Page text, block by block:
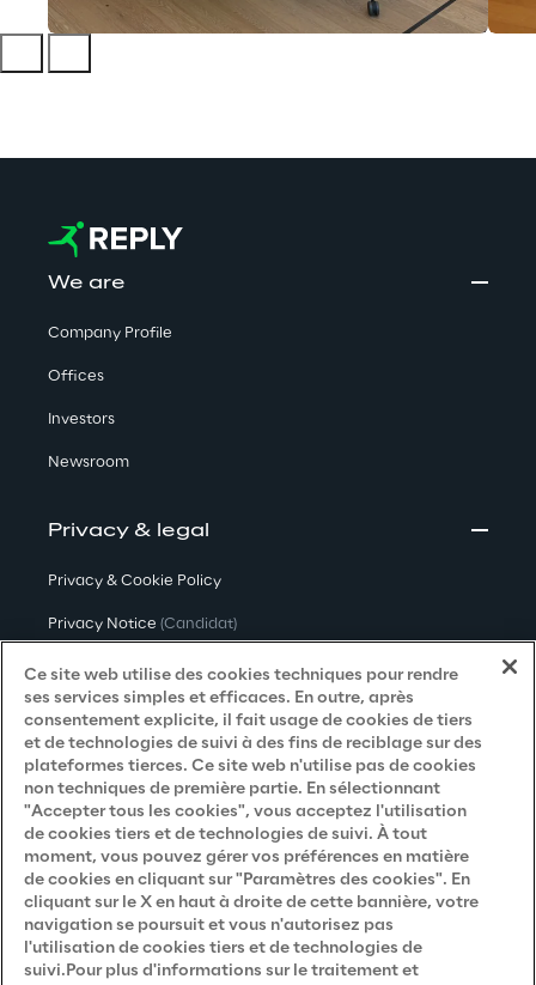
We are
Company Profile
Offices
Investors
Newsroom
Privacy & legal
Privacy & Cookie Policy
Privacy Notice (Candidat)
Privacy Notice (Client)
Privacy Notice (Fournisseur)
Privacy Notice
Accessibility Statement
Careers
Contacts
Ce site web utilise des cookies techniques pour rendre
ses services simples et efficaces. En outre, après
consentement explicite, il fait usage de cookies de tiers
et de technologies de suivi à des fins de reciblage sur des
plateformes tierces. Ce site web n'utilise pas de cookies
non techniques de première partie. En sélectionnant
"Accepter tous les cookies", vous acceptez l'utilisation
de cookies tiers et de technologies de suivi. À tout
moment, vous pouvez gérer vos préférences en matière
de cookies en cliquant sur "Paramètres des cookies". En
cliquant sur le X en haut à droite de cette bannière, votre
navigation se poursuit et vous n'autorisez pas
l'utilisation de cookies tiers et de technologies de
suivi.Pour plus d'informations sur le traitement et